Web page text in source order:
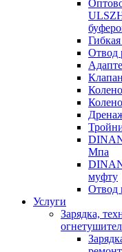
Отвод
Мпа
муфту
Отвод
Услуги
Зарядка,